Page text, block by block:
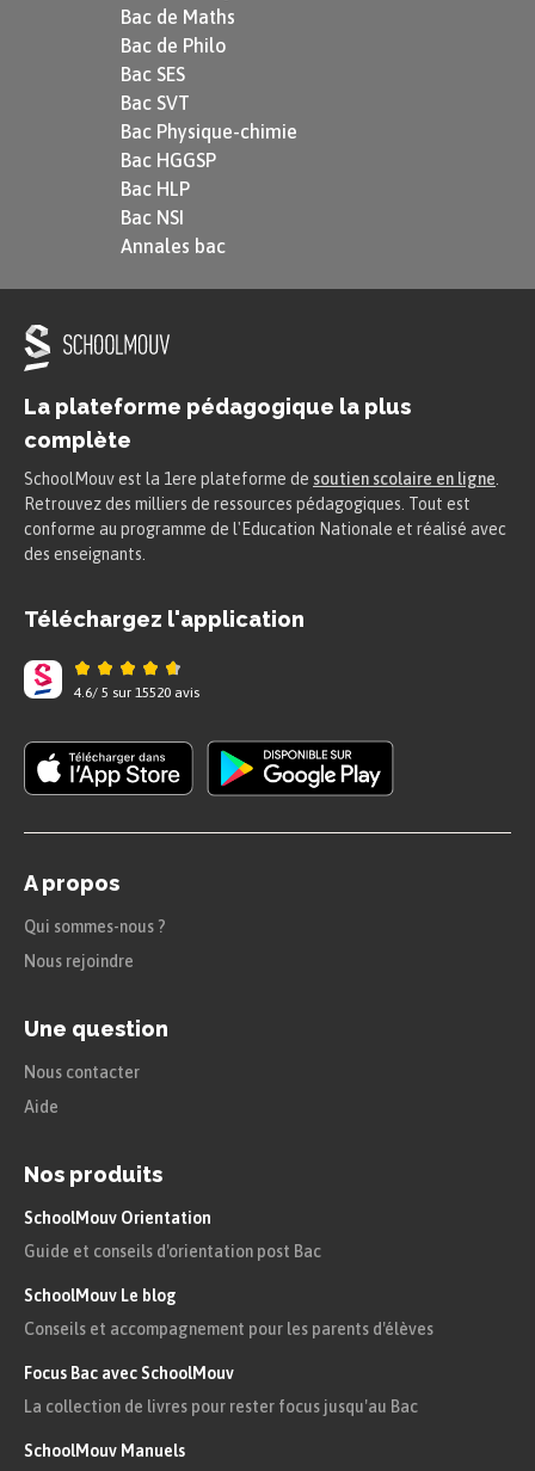
Bac de Maths
Bac de Philo
Bac SES
Bac SVT
Bac Physique-chimie
Bac HGGSP
Bac HLP
Bac NSI
Annales bac
La plateforme pédagogique la plus
complète
SchoolMouv est la 1ere plateforme de soutien scolaire en ligne
Retrouvez des milliers de ressources pédagogiques. Tout est
conforme au programme de l'Education Nationale et réalisé avec
des enseignants.
Téléchargez l'application
4.6/ 5 sur 15520 avis
A propos
Qui sommes-nous ?
Nous rejoindre
Une question
Nous contacter
Aide
Nos produits
SchoolMouv Orientation
Guide et conseils d'orientation post Bac
SchoolMouv Le blog
Conseils et accompagnement pour les parents d'élèves
Focus Bac avec SchoolMouv
La collection de livres pour rester focus jusqu'au Bac
SchoolMouv Manuels